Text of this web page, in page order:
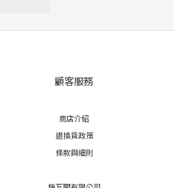
顧客服務
商店介紹
退換貨政策
條款與細則